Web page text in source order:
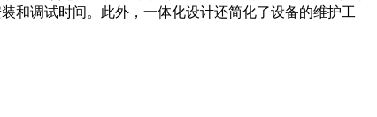
和调试时间。此外，一体化设计还简化了设备的维护工